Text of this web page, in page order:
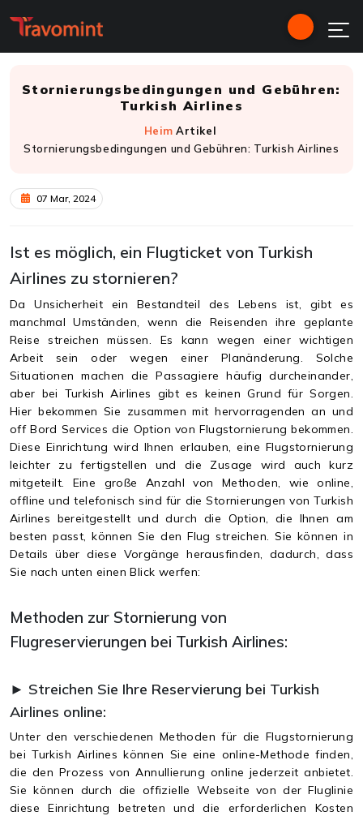
Stornierungsbedingungen und Gebühren:
Turkish Airlines
Heim Artikel
Stornierungsbedingungen und Gebühren: Turkish Airlines
07 Mar, 2024
Ist es möglich, ein Flugticket von Turkish
Airlines zu stornieren?
Da Unsicherheit ein Bestandteil des Lebens ist, gibt es
manchmal Umständen, wenn die Reisenden ihre geplante
Reise streichen müssen. Es kann wegen einer wichtigen
Arbeit sein oder wegen einer Planänderung. Solche
Situationen machen die Passagiere häufig durcheinander,
aber bei Turkish Airlines gibt es keinen Grund für Sorgen.
Hier bekommen Sie zusammen mit hervorragenden an und
off Bord Services die Option von Flugstornierung bekommen.
Diese Einrichtung wird Ihnen erlauben, eine Flugstornierung
leichter zu fertigstellen und die Zusage wird auch kurz
mitgeteilt. Eine große Anzahl von Methoden, wie online,
offline und telefonisch sind für die Stornierungen von Turkish
Airlines bereitgestellt und durch die Option, die Ihnen am
besten passt, können Sie den Flug streichen. Sie können in
Details über diese Vorgänge herausfinden, dadurch, dass
Sie nach unten einen Blick werfen:
Methoden zur Stornierung von
Flugreservierungen bei Turkish Airlines:
► Streichen Sie Ihre Reservierung bei Turkish
Airlines online:
Unter den verschiedenen Methoden für die Flugstornierung
bei Turkish Airlines können Sie eine online-Methode finden,
die den Prozess von Annullierung online jederzeit anbietet.
Sie können durch die offizielle Webseite von der Fluglinie
diese Einrichtung betreten und die erforderlichen Kosten